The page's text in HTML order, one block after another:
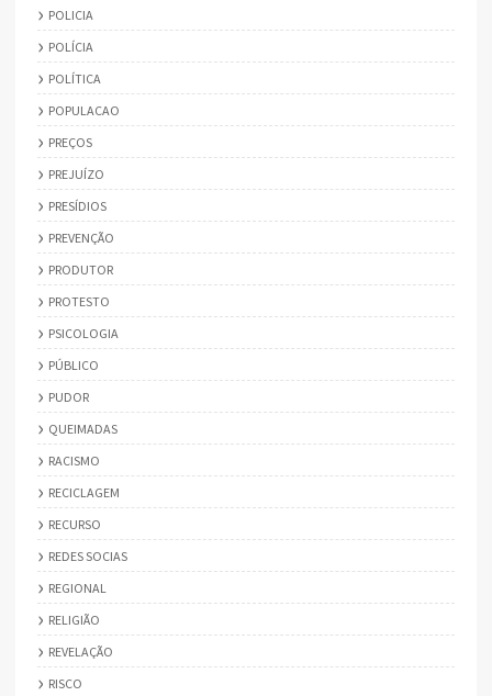
POLICIA
POLÍCIA
POLÍTICA
POPULACAO
PREÇOS
PREJUÍZO
PRESÍDIOS
PREVENÇÃO
PRODUTOR
PROTESTO
PSICOLOGIA
PÚBLICO
PUDOR
QUEIMADAS
RACISMO
RECICLAGEM
RECURSO
REDES SOCIAS
REGIONAL
RELIGIÃO
REVELAÇÃO
RISCO